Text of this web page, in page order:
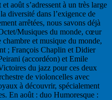
août s’adressent à un très large
diversité dans l’exigence de
arrêtées, nous savons déjà
Musiques du monde, cœur
et musique du monde,
; François Chaplin et Didier
(accordéon) et Emile
du jazz pour ces deux
de violoncelles avec
à découvrir, spécialement
En août : duo Humoresque :